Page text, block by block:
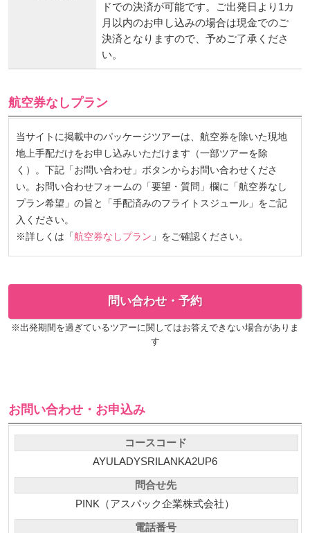
ドでの決済が可能です。ご出発日より1カ
月以内のお申し込みの場合は現金でのご
決済となりますので、予めご了承くださ
い。
航空券なしプラン
当サイトに掲載中のパッケージツアーは、航空券を除いた現地
地上手配だけをお申し込みいただけます（一部ツアーを除
く）。下記「お問い合わせ」ボタンからお問い合わせくださ
い。お問い合わせフォームの「要望・質問」欄に「航空券なし
プラン希望」の旨と「手配済みのフライトスジュール」をご記
入ください。
※詳しくは「航空券なしプラン 」をご確認ください。
問い合わせ・予約
※出発期間を過ぎているツアーに関してはお答えできない場合がありま
す
お問い合わせ・お申込み
コースコード
AYULADYSRILANKA2UP6
問合せ先
PINK（アスパック企業株式会社）
電話番号